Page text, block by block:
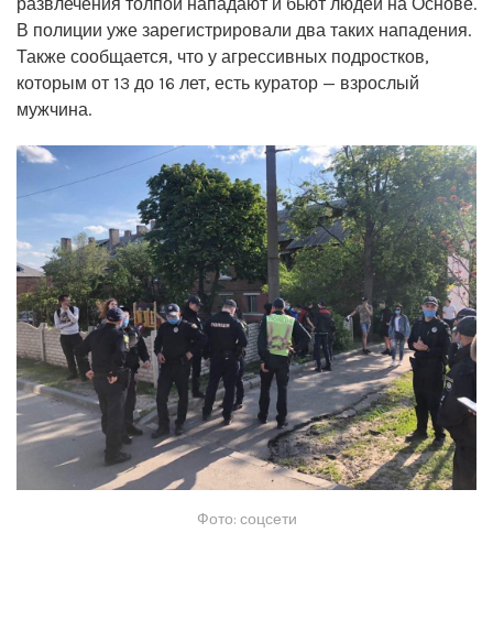
В полиции уже зарегистрировали два таких нападения.
Также сообщается, что у агрессивных подростков,
которым от 13 до 16 лет, есть куратор — взрослый
мужчина.
Фото: соцсети